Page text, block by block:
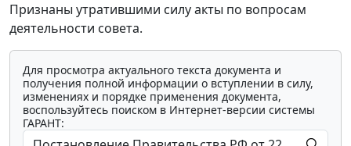
Признаны утратившими силу акты по вопросам
деятельности совета.
Для просмотра актуального текста документа и
получения полной информации о вступлении в силу,
изменениях и порядке применения документа,
воспользуйтесь поиском в Интернет-версии системы
ГАРАНТ: